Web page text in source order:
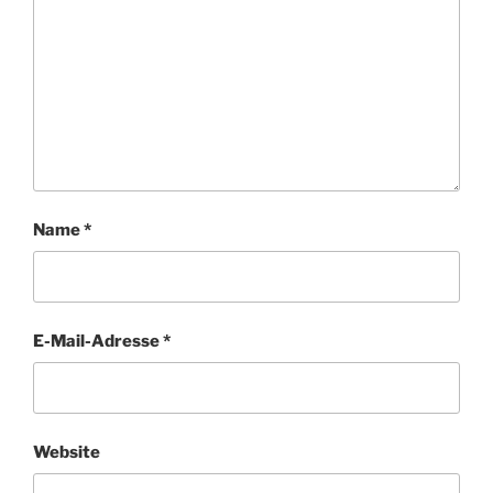
Name*
E-Mail-Adresse*
Website